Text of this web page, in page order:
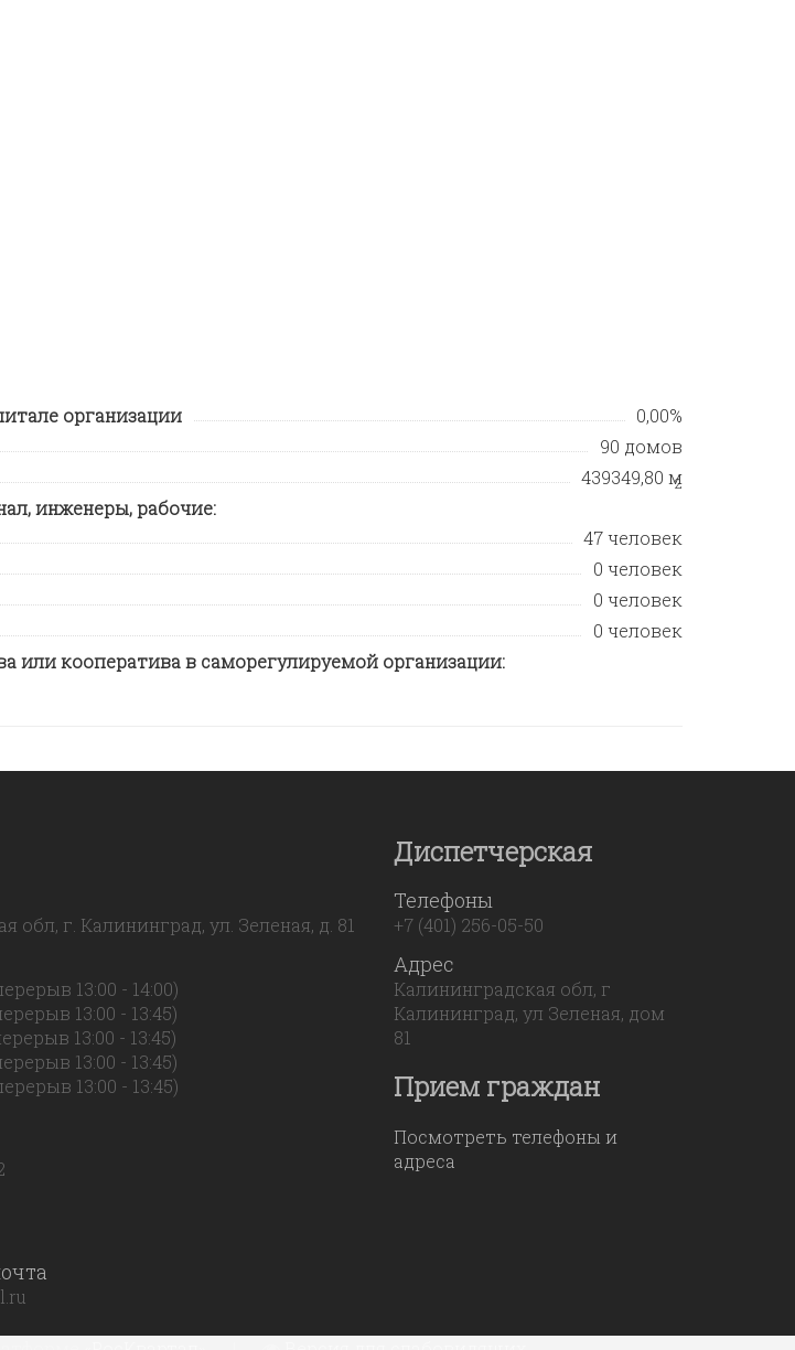
организации
0,00%
90 домов
439349,80 м
2
инженеры, рабочие:
47 человек
0 человек
0 человек
0 человек
или кооператива в саморегулируемой организации:
обл, г. Калининград, ул. Зеленая, д. 81
13:00 - 14:00)
13:00 - 13:45)
13:00 - 13:45)
13:00 - 13:45)
13:00 - 13:45)
Диспетчерская
Телефоны
+7 (401) 256-05-50
Адрес
Калининградская обл, г
Калининград, ул Зеленая, дом
81
Прием граждан
Посмотреть телефоны и
адреса